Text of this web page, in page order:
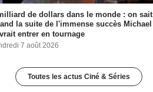
de dollars dans le monde : on sait
la suite de l'immense succès Michael
entrer en tournage
7 août 2026
Toutes les actus Ciné & Séries